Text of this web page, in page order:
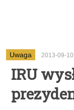
Uwaga 2013-09-10
IRU